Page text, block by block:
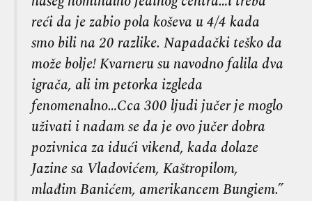
reći da je zabio pola koševa u 4/4 kada
smo bili na 20 razlike. Napadački teško da
može bolje! Kvarneru su navodno falila dva
igrača, ali im petorka izgleda
fenomenalno…Cca 300 ljudi jučer je moglo
uživati i nadam se da je ovo jučer dobra
pozivnica za idući vikend, kada dolaze
Jazine sa Vladovićem, Kaštropilom,
mlađim Banićem, amerikancem Bungiem.”